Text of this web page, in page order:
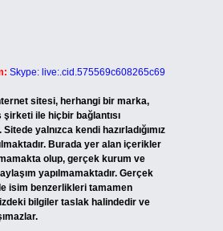
Skype: live:.cid.575569c608265c69
sitesi, herhangi bir marka,
şirketi ile hiçbir bağlantısı
yalnızca kendi hazırladığımız
Burada yer alan içerikler
olup, gerçek kurum ve
yapılmamaktadır. Gerçek
isim benzerlikleri tamamen
bilgiler taslak halindedir ve